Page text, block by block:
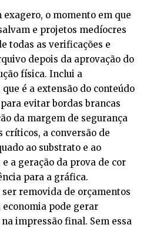
o momento em que
e projetos medíocres
todas as verificações e
depois da aprovação do
física. Inclui a
é a extensão do conteúdo
evitar bordas brancas
da margem de segurança
críticos, a conversão de
ao substrato e ao
a geração da prova de cor
para a gráfica.
removida de orçamentos
economia pode gerar
impressão final. Sem essa